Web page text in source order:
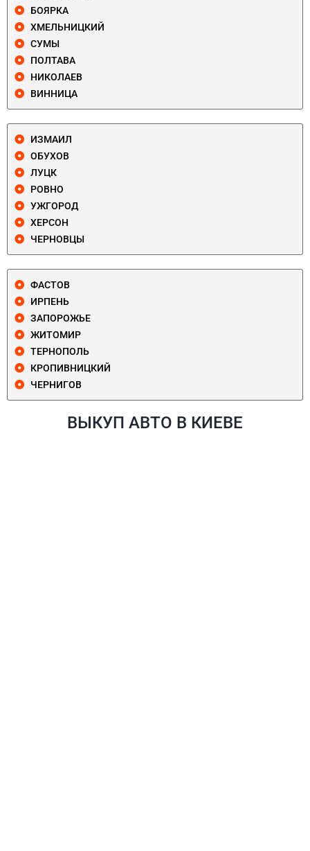
БОЯРКА
ХМЕЛЬНИЦКИЙ
СУМЫ
ПОЛТАВА
НИКОЛАЕВ
ВИННИЦА
ИЗМАИЛ
ОБУХОВ
ЛУЦК
РОВНО
УЖГОРОД
ХЕРСОН
ЧЕРНОВЦЫ
ФАСТОВ
ИРПЕНЬ
ЗАПОРОЖЬЕ
ЖИТОМИР
ТЕРНОПОЛЬ
КРОПИВНИЦКИЙ
ЧЕРНИГОВ
ВЫКУП АВТО В КИЕВЕ